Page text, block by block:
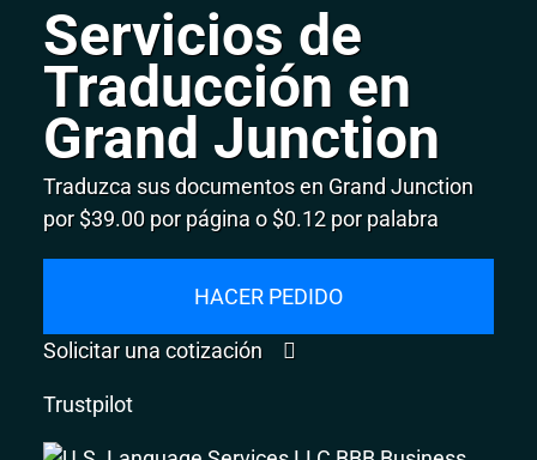
Servicios de
Traducción en
Grand Junction
Traduzca sus documentos en Grand Junction
por $39.00 por página o $0.12 por palabra
HACER PEDIDO
Solicitar una cotización
Trustpilot